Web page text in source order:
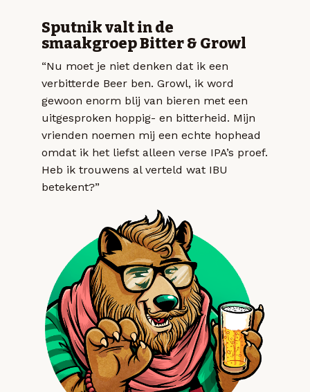
Sputnik valt in de
smaakgroep Bitter & Growl
“Nu moet je niet denken dat ik een
verbitterde Beer ben. Growl, ik word
gewoon enorm blij van bieren met een
uitgesproken hoppig- en bitterheid. Mijn
vrienden noemen mij een echte hophead
omdat ik het liefst alleen verse IPA’s proef.
Heb ik trouwens al verteld wat IBU
betekent?”